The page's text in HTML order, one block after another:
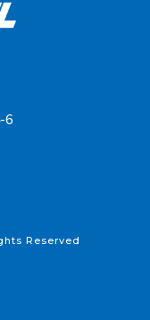
6
Reserved